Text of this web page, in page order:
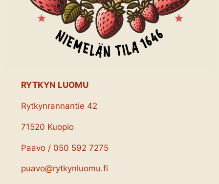
RYTKYN LUOMU
Rytkynrannantie 42
71520 Kuopio
Paavo / 050 592 7275
puavo@rytkynluomu.fi